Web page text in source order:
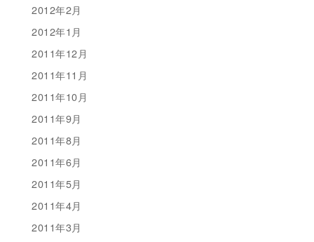
2012年2月
2012年1月
2011年12月
2011年11月
2011年10月
2011年9月
2011年8月
2011年6月
2011年5月
2011年4月
2011年3月